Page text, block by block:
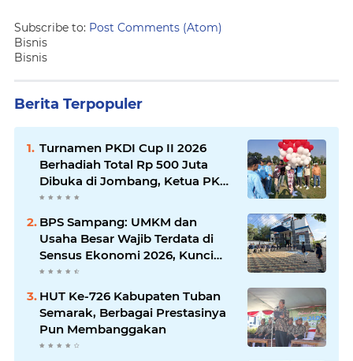
Subscribe to: Post Comments (Atom)
Bisnis
Bisnis
Berita Terpopuler
Turnamen PKDI Cup II 2026
Berhadiah Total Rp 500 Juta
Dibuka di Jombang, Ketua PKDI
Jatim Syaifullah Mahdi: Ajang
Komunikasi Antar-Kades untuk
Memajukan Desa
BPS Sampang: UMKM dan
Usaha Besar Wajib Terdata di
Sensus Ekonomi 2026, Kunci
Kebijakan Tepat Sasaran
HUT Ke-726 Kabupaten Tuban
Semarak, Berbagai Prestasinya
Pun Membanggakan